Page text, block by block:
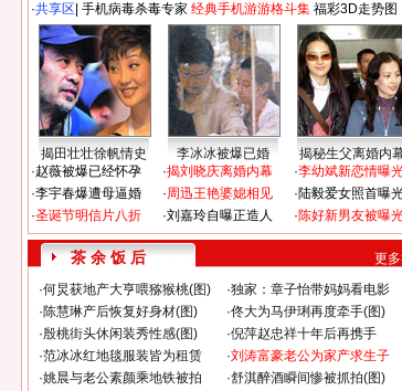
·共享区 手机病毒杀毒专家 经典手机游游格斗集 福彩3D走势图
揭田壮壮徐帆情史 李冰冰被爆已婚
揭秘生父离婚内
·赵薇被爆已经怀孕
·李宇春爆遭母逼婚
·圣诞节明信片八折
·揭刘晓庆离婚内幕
·周迅王艳婆媳相见
·刘嘉玲自曝正造人
·李幼斌新恋情曝
·陆毅爱女照首曝
·陈好新男友被曝
茶 余 饭 后
更
·何炅获地产大亨喂猕猴桃(图) ·独家：章子怡带妈妈看电影
·陈慧琳产后恢复好身材(图) ·佟大为马伊琍再度牵手(图)
·殷桃街头休闲装秀性感(图) ·倪萍赵忠祥十年后再携手
·范冰冰红地毯服装皆为租赁 ·刘涛富豪老公为家产求生子
·姚晨与老公素颜乘地铁被拍 ·舒淇醉酒瞬间惨被抓拍(图)